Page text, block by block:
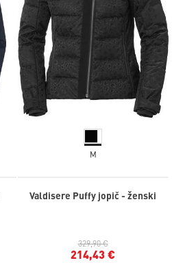
M
Valdisere Puffy jopič - ženski
329,90 €
214,43 €